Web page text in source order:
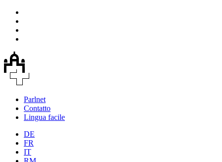
Parlnet
Contatto
Lingua facile
DE
FR
IT